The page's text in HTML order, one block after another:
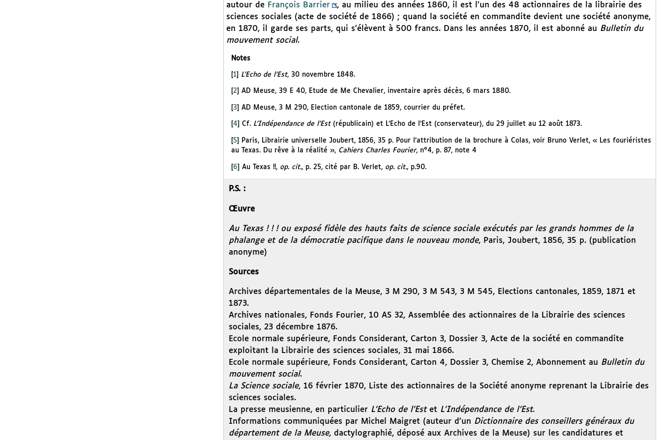
autour de François Barrier
, au milieu des années 1860, il est l’un des 48 actionnaires de la librairie des
sciences sociales (acte de société de 1866) ; quand la société en commandite devient une société anonyme,
en 1870, il garde ses parts, qui s’élèvent à 500 francs. Dans les années 1870, il est abonné au Bulletin du
mouvement social.
Notes
[1] L’Echo de l’Est, 30 novembre 1848.
2 AD Meuse, 39 E 40, Etude de Me Chevalier, inventaire après décès, 6 mars 1880.
[3] AD Meuse, 3 M 290, Election cantonale de 1859, courrier du préfet.
4 Cf. L’Indépendance de l’Est(républicain) et L’Echo de l’Est (conservateur), du 29 juillet au 12 août 1873.
5]
Paris, Librairie universelle Joubert, 1856, 35 p. Pour l’attribution de la brochure à Colas, voir Bruno Verlet, « Les fouriéristes
au Texas. Du rêve à la réalité », Cahiers Charles Fourier, n°4, p. 87, note 4
[6] Au Texas !!, op. cit., p. 25, cité par B. Verlet, op. cit., p.90.
P.S. :
Œuvre
Au Texas ! ! ! ou exposé fidèle des hauts faits de science sociale exécutés par les grands hommes de la
phalange et de la démocratie pacifique dans le nouveau monde, Paris, Joubert, 1856, 35 p. (publication
anonyme)
Sources
Archives départementales de la Meuse, 3 M 290, 3 M 543, 3 M 545, Elections cantonales, 1859, 1871 et
1873.
Archives nationales, Fonds Fourier, 10 AS 32, Assemblée des actionnaires de la Librairie des sciences
sociales, 23 décembre 1876.
Ecole normale supérieure, Fonds Considerant, Carton 3, Dossier 3, Acte de la société en commandite
exploitant la Librairie des sciences sociales, 31 mai 1866.
Ecole normale supérieure, Fonds Considerant, Carton 4, Dossier 3, Chemise 2, Abonnement au Bulletin du
mouvement social.
La Science sociale, 16 février 1870, Liste des actionnaires de la Société anonyme reprenant la Librairie des
sciences sociales.
La presse meusienne, en particulier L’Echo de l’Estet L’Indépendance de l’Est.
Informations communiquées par Michel Maigret (auteur d’un Dictionnaire des conseillers généraux du
département de la Meuse, dactylographié, déposé aux Archives de la Meuse) sur les candidatures et